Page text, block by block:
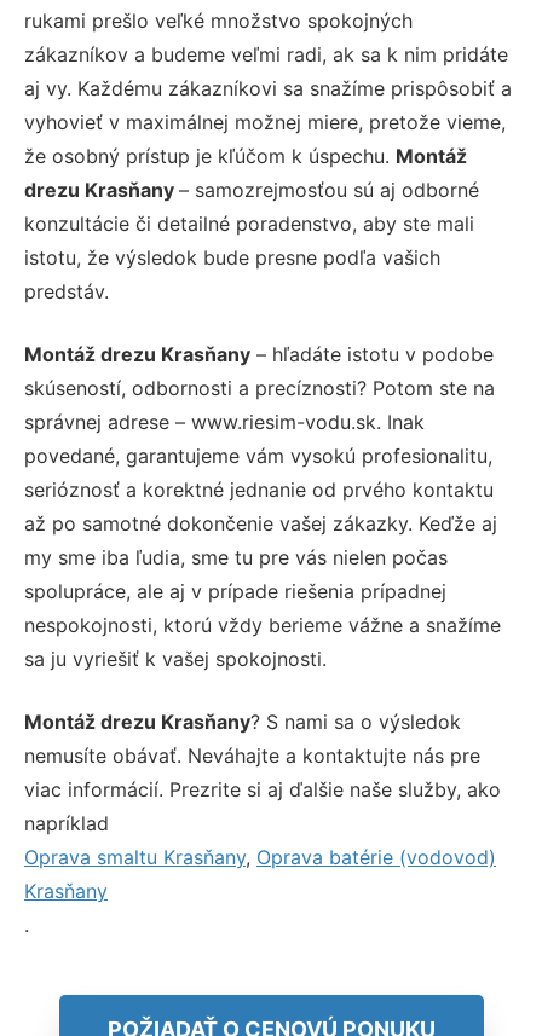
rukami prešlo veľké množstvo spokojných
zákazníkov a budeme veľmi radi, ak sa k nim pridáte
aj vy. Každému zákazníkovi sa snažíme prispôsobiť a
vyhovieť v maximálnej možnej miere, pretože vieme,
že osobný prístup je kľúčom k úspechu. Montáž
drezu Krasňany – samozrejmosťou sú aj odborné
konzultácie či detailné poradenstvo, aby ste mali
istotu, že výsledok bude presne podľa vašich
predstáv.
Montáž drezu Krasňany – hľadáte istotu v podobe
skúseností, odbornosti a precíznosti? Potom ste na
správnej adrese – www.riesim-vodu.sk. Inak
povedané, garantujeme vám vysokú profesionalitu,
serióznosť a korektné jednanie od prvého kontaktu
až po samotné dokončenie vašej zákazky. Keďže aj
my sme iba ľudia, sme tu pre vás nielen počas
spolupráce, ale aj v prípade riešenia prípadnej
nespokojnosti, ktorú vždy berieme vážne a snažíme
sa ju vyriešiť k vašej spokojnosti.
Montáž drezu Krasňany? S nami sa o výsledok
nemusíte obávať. Neváhajte a kontaktujte nás pre
viac informácií. Prezrite si aj ďalšie naše služby, ako
napríklad
Oprava smaltu Krasňany, Oprava batérie (vodovod)
Krasňany
.
POŽIADAŤ O CENOVÚ PONUKU